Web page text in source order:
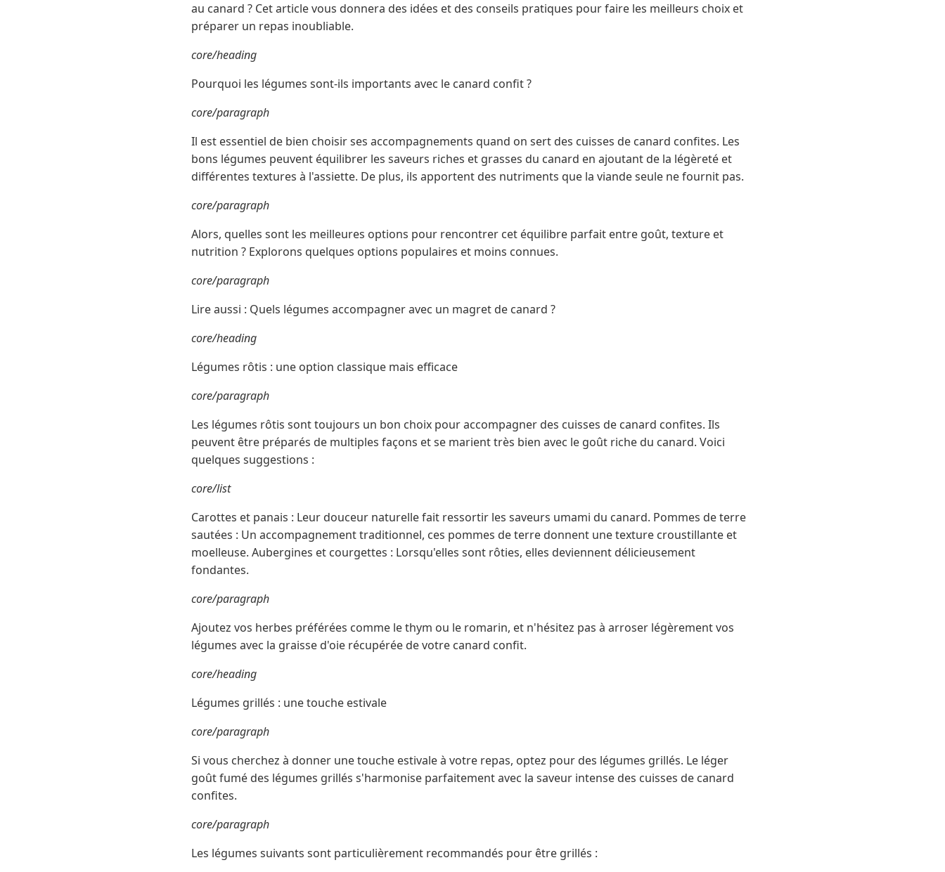
au canard ? Cet article vous donnera des idées et des conseils pratiques pour faire les meilleurs choix et
préparer un repas inoubliable.
core/heading
Pourquoi les légumes sont-ils importants avec le canard confit ?
core/paragraph
Il est essentiel de bien choisir ses accompagnements quand on sert des cuisses de canard confites. Les
bons légumes peuvent équilibrer les saveurs riches et grasses du canard en ajoutant de la légèreté et
différentes textures à l'assiette. De plus, ils apportent des nutriments que la viande seule ne fournit pas.
core/paragraph
Alors, quelles sont les meilleures options pour rencontrer cet équilibre parfait entre goût, texture et
nutrition ? Explorons quelques options populaires et moins connues.
core/paragraph
Lire aussi : Quels légumes accompagner avec un magret de canard ?
core/heading
Légumes rôtis : une option classique mais efficace
core/paragraph
Les légumes rôtis sont toujours un bon choix pour accompagner des cuisses de canard confites. Ils
peuvent être préparés de multiples façons et se marient très bien avec le goût riche du canard. Voici
quelques suggestions :
core/list
Carottes et panais : Leur douceur naturelle fait ressortir les saveurs umami du canard. Pommes de terre
sautées : Un accompagnement traditionnel, ces pommes de terre donnent une texture croustillante et
moelleuse. Aubergines et courgettes : Lorsqu'elles sont rôties, elles deviennent délicieusement
fondantes.
core/paragraph
Ajoutez vos herbes préférées comme le thym ou le romarin, et n'hésitez pas à arroser légèrement vos
légumes avec la graisse d'oie récupérée de votre canard confit.
core/heading
Légumes grillés : une touche estivale
core/paragraph
Si vous cherchez à donner une touche estivale à votre repas, optez pour des légumes grillés. Le léger
goût fumé des légumes grillés s'harmonise parfaitement avec la saveur intense des cuisses de canard
confites.
core/paragraph
Les légumes suivants sont particulièrement recommandés pour être grillés :